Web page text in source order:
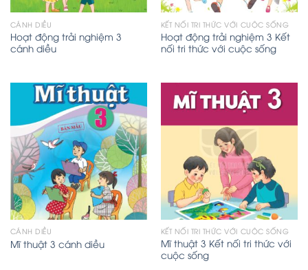
CÁNH DIỀU
Hoạt động trải nghiệm 3
cánh diều
KẾT NỐI TRI THỨC VỚI CUỘC SỐNG
Hoạt động trải nghiệm 3 Kết
nối tri thức với cuộc sống
CÁNH DIỀU
Mĩ thuật 3 cánh diều
KẾT NỐI TRI THỨC VỚI CUỘC SỐNG
Mĩ thuật 3 Kết nối tri thức với
cuộc sống